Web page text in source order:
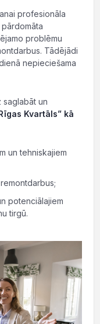
profesionāla
problēmu
Tādējādi
nepieciešama
un
Kvartāls” kā
un tehniskajiem
potenciālajiem
tirgū.